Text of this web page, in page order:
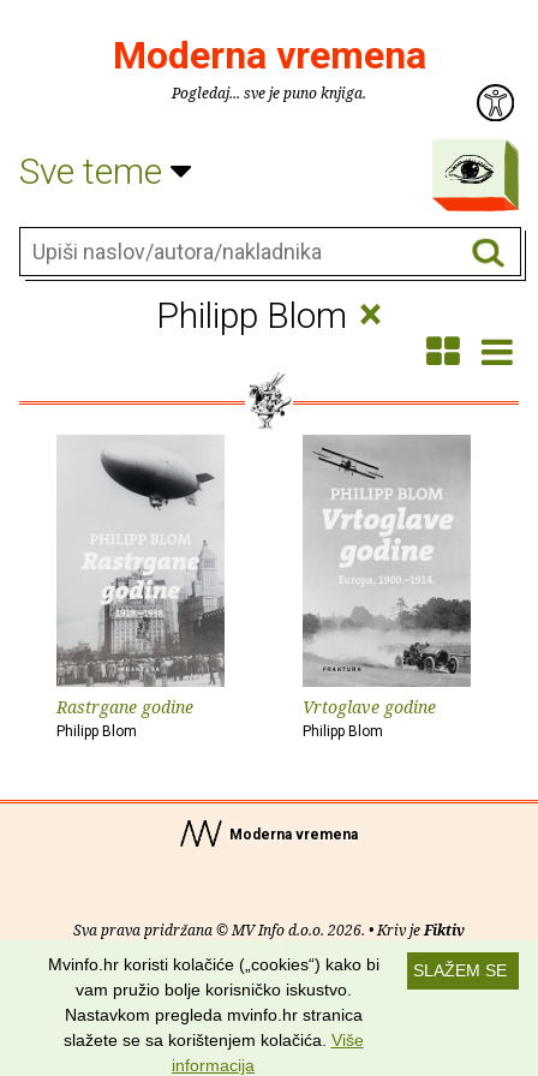
Moderna vremena
Pogledaj... sve je puno knjiga.
Sve teme
Philipp Blom ×
Rastrgane godine
Philipp Blom
Vrtoglave godine
Philipp Blom
Moderna vremena
Sva prava pridržana © MV Info d.o.o. 2026. • Kriv jeFiktiv
Uvjeti korištenja RSS kanali
Potraži nas na:
SLAŽEM SE
Mvinfo.hr koristi kolačiće („cookies“) kako bi
vam pružio bolje korisničko iskustvo.
Nastavkom pregleda mvinfo.hr stranica
slažete se sa korištenjem kolačića. Više
informacija